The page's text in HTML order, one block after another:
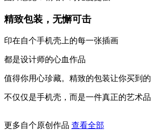
高于摄像头及屏幕钢化膜
经得起撞击，受得起刮擦
精致包装，无懈可击
印在自个手机壳上的每一张插画
都是设计师的心血作品
值得你用心珍藏。精致的包装让你买到的
不仅仅是手机壳，而是一件真正的艺术品
更多自个原创作品 查看全部